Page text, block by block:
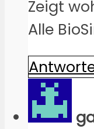
Zeigt
Alle